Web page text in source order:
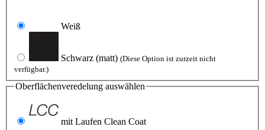
Weiß
Schwarz (matt) (Diese Option ist zurzeit nicht
verfügbar.)
Oberflächenveredelung auswählen
mit Laufen Clean Coat